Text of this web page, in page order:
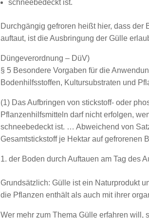
schneebedeckt ist.
Durchgängig gefroren heißt hier, dass der
auftaut, ist die Ausbringung der Gülle
Düngeverordnung – DüV)
§ 5 Besondere Vorgaben für die
Bodenhilfsstoffen, Kultursubstraten und
(1) Das Aufbringen von stickstoff- oder
Pflanzenhilfsmitteln darf nicht erfolgen,
schneebedeckt ist. … Abweichend von
Gesamtstickstoff je Hektar auf gefrorenen
der Boden durch Auftauen am Tag des
Grundsätzlich: Gülle ist ein Naturprodukt
die Pflanzen enthält als auch mit ihrer
Wer mehr zum Thema Gülle erfahren will,